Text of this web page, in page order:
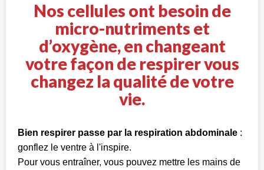
Nos cellules ont besoin de
micro-nutriments et
d’oxygène, en changeant
votre façon de respirer vous
changez la qualité de votre
vie.
Bien respirer passe par la respiration abdominale :
gonflez le ventre à l'inspire.
Pour vous entraîner, vous pouvez mettre les mains de